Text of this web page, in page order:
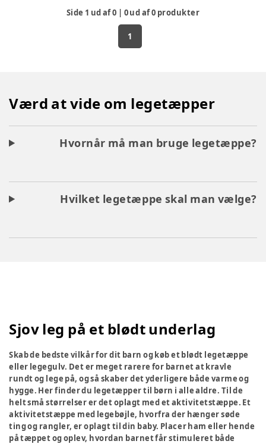
kvalitet og i smukke farver, der tiltaler enhver barnesjæl,
både drenge og piger. Slå dig derfor løs og køb et flot legegulv
eller –tæppe hjem til dit barn.
Side 1 ud af0 | 0ud af0 produkter
1
Værd at vide om legetæpper
Hvornår må man bruge legetæppe?
Hvilket legetæppe skal man vælge?
Sjov leg på et blødt underlag
Skab de bedste vilkår for dit barn og køb et blødt legetæppe
eller legegulv. Det er meget rarere for barnet at kravle
rundt og lege på, og så skaber det yderligere både varme og
hygge. Her finder du legetæpper til børn i alle aldre. Til de
helt små størrelser er det oplagt med et aktivitetstæppe. Et
aktivitetstæppe med legebøjle, hvorfra der hænger søde
ting og rangler, er oplagt til din baby. Placer ham eller hende
på tæppet og oplev, hvordan barnet får stimuleret både